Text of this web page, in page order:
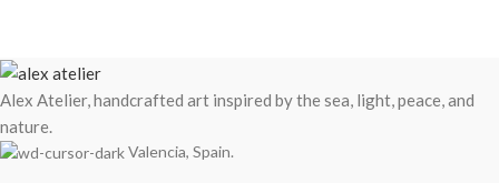
Alex Atelier, handcrafted art inspired by the sea, light, peace, and
nature.
Valencia, Spain.